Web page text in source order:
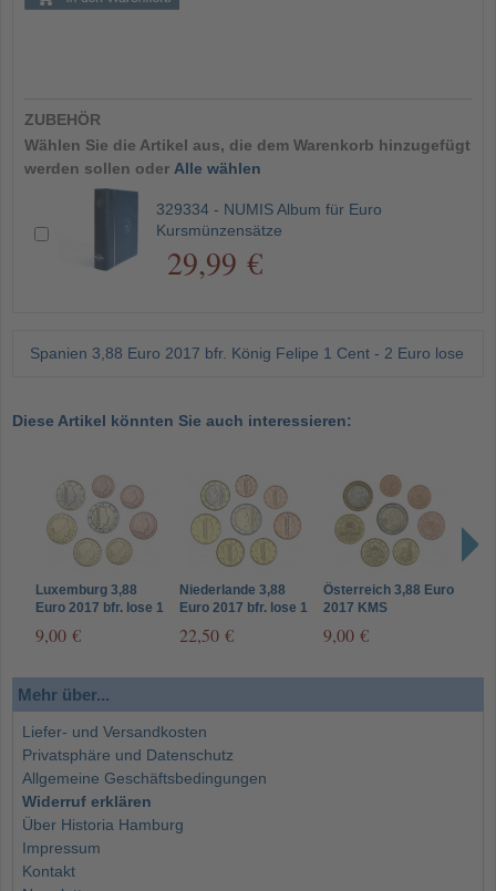
ZUBEHÖR
Wählen Sie die Artikel aus, die dem Warenkorb hinzugefügt
werden sollen oder Alle wählen
329334 - NUMIS Album für Euro
Kursmünzensätze
29,99 €
Spanien 3,88 Euro 2017 bfr. König Felipe 1 Cent - 2 Euro lose
Diese Artikel könnten Sie auch interessieren:
Luxemburg 3,88
Euro 2017 bfr. lose 1
9,00 €
Niederlande 3,88
Euro 2017 bfr. lose 1
22,50 €
Österreich 3,88 Euro
2017 KMS
9,00 €
Mehr über...
Liefer- und Versandkosten
Privatsphäre und Datenschutz
Allgemeine Geschäftsbedingungen
Widerruf erklären
Über Historia Hamburg
Impressum
Kontakt